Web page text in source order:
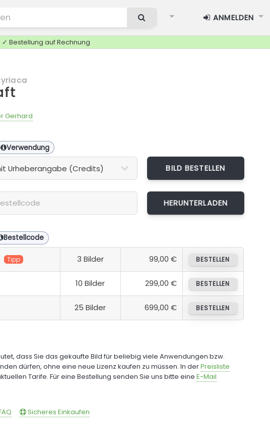
ANMELDEN
Bestellung auf Rechnung
Gerhard
Verwendung
BILD BESTELLEN
Bestellcode
Tipp 3 Bilder 99,00 € BESTELLEN
10 Bilder 299,00 € BESTELLEN
25 Bilder 699,00 € BESTELLEN
dass Sie das gekaufte Bild für beliebig viele Anwendungen bzw.
dürfen, ohne eine neue Lizenz kaufen zu müssen. In derPreisliste
Tarife. Für eine Bestellung senden Sie uns bitte eine E-Mail
Sicheres Einkaufen